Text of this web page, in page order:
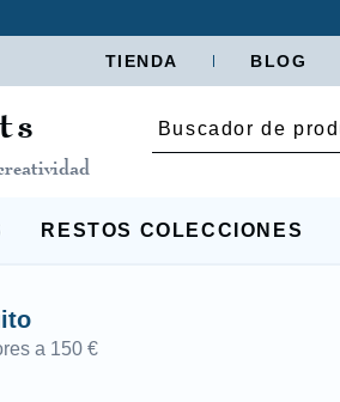
TIENDA BLOG
RESTOS COLECCIONES
a 150 €